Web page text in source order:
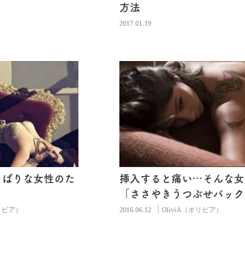
方法
2017.01.19
りな女性のた
ア）
挿入すると痛い…そんな女
「ささやきうつぶせバック
2016.06.12 | OliviA（オリビア）